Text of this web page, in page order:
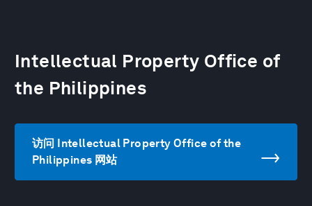
Intellectual Property Office of
the Philippines
访问 Intellectual Property Office of the
Philippines 网站